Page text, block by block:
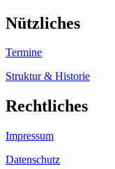
Nützliches
Termine
Struktur & Historie
Rechtliches
Impressum
Datenschutz